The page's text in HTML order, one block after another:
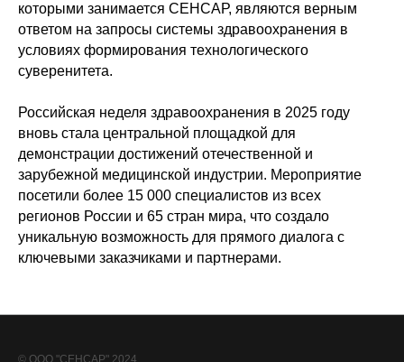
которыми занимается СЕНСАР, являются верным
ответом на запросы системы здравоохранения в
условиях формирования технологического
суверенитета.
Российская неделя здравоохранения в 2025 году
вновь стала центральной площадкой для
демонстрации достижений отечественной и
зарубежной медицинской индустрии. Мероприятие
посетили более 15 000 специалистов из всех
регионов России и 65 стран мира, что создало
уникальную возможность для прямого диалога с
ключевыми заказчиками и партнерами.